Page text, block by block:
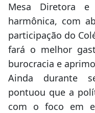
Mesa Diretora
harmônica, com
participação do
fará o melhor
burocracia e
Ainda durante
pontuou que a
com o foco em